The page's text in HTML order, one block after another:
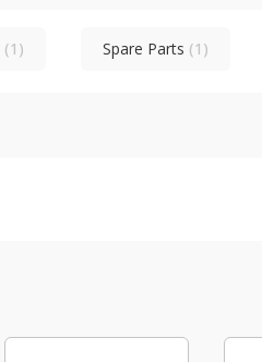
(1) Spare Parts (1)